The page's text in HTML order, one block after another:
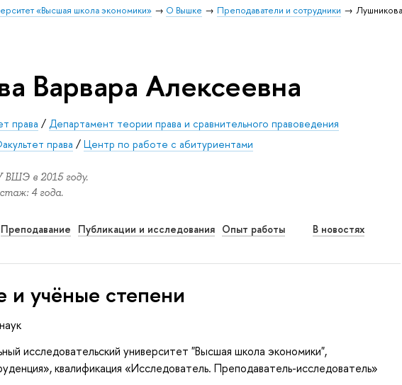
«Высшая школа экономики» О Вышке Преподаватели и сотрудники
Варвара Алексеевна
права / Департамент теории права и сравнительного правоведения
права /Центр по работе с абитуриентами
в 2015 году.
4 года.
Преподавание Публикации и исследования Опыт работы В новостях
и учёные степени
исследовательский университет "Высшая школа экономики",
квалификация «Исследователь. Преподаватель-исследователь»